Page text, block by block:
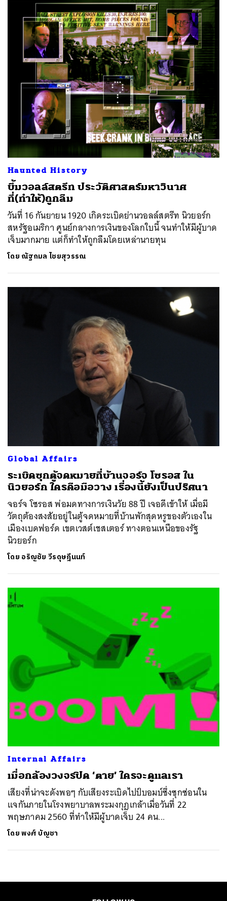
Haunted History
บึ้มวอลล์สตรีท ประวัติศาสตร์มหาวินาศ
ที่(ทำให้)ถูกลืม
วันที่ 16 กันยายน 1920 เกิดระเบิดย่านวอลล์สตรีท นิวยอร์ก
สหรัฐอเมริกา ศูนย์กลางการเงินของโลกใบนี้ จนทำให้มีผู้บาด
เจ็บมากมาย แต่ก็ทำให้ถูกลืมโดยเหล่านายทุน
โดย ณัฐกมล ไชยสุวรรณ
Global Affairs
ระเบิดซุกตู้จดหมายที่บ้านจอร์จ โซรอส ใน
นิวยอร์ก ใครคือมือวาง เรื่องนี้ยังเป็นปริศนา
จอร์จ โซรอส พ่อมดทางการเงินวัย 88 ปี เจอดีเข้าให้ เมื่อมี
วัตถุต้องสงสัยอยู่ในตู้จดหมายที่บ้านพักสุดหรูของตัวเองใน
เมืองเบดฟอร์ด เขตเวสต์เชสเตอร์ ทางตอนเหนือของรัฐ
นิวยอร์ก
โดย อริญชัย วีรดุษฎีนนท์
Internal Affairs
เมื่อกล้องวงจรปิด ‘ตาย’ ใครจะดูแลเรา
เสียงที่น่าจะดังพอๆ กับเสียงระเบิดไปป์บอมบ์ซึ่งซุกซ่อนใน
แจกันภายในโรงพยาบาลพระมงกุฎเกล้าเมื่อวันที่ 22
พฤษภาคม 2560 ที่ทำให้มีผู้บาดเจ็บ 24 คน...
โดยพงศ์ บัญชา
ค้นหา
SHARE TWEET